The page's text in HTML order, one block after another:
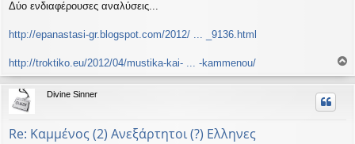
Δύο ενδιαφέρουσες αναλύσεις...
http://epanastasi-gr.blogspot.com/2012/ ... _9136.html
http://troktiko.eu/2012/04/mustika-kai- ... -kammenou/
ρ
Divine Sinner
Re: Καμμένος (2) Ανεξάρτητοι (?) Ελληνες